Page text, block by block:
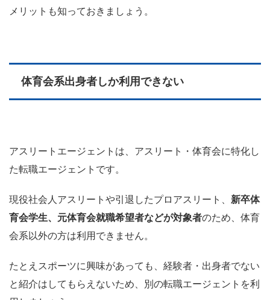
メリットも知っておきましょう。
体育会系出身者しか利用できない
アスリートエージェントは、アスリート・体育会に特化し
た転職エージェントです。
現役社会人アスリートや引退したプロアスリート、 新卒体
育会学生、元体育会就職希望者などが対象者のため、体育
会系以外の方は利用できません。
たとえスポーツに興味があっても、経験者・出身者でない
と紹介はしてもらえないため、別の転職エージェントを利